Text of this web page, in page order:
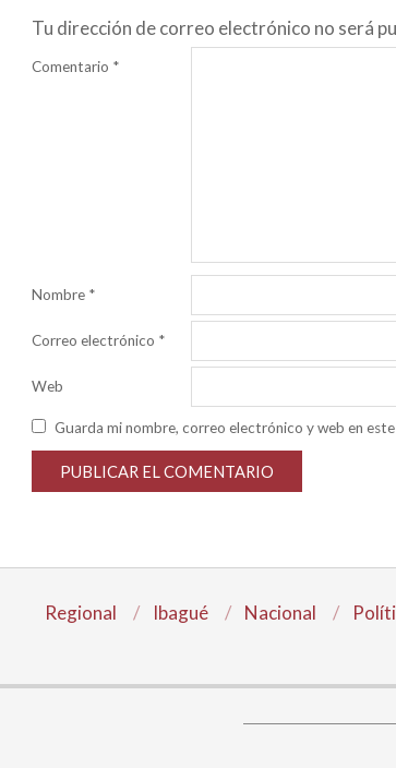
Tu dirección de correo electrónico no será
Comentario *
Nombre *
Correo electrónico *
Web
Guarda mi nombre, correo electrónico y web en
Regional Ibagué Nacional